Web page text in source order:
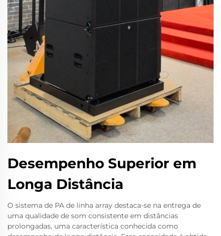
Desempenho Superior em
Longa Distância
O sistema de PA de linha array destaca-se na entrega de
uma qualidade de som consistente em distâncias
prolongadas, uma característica conhecida como